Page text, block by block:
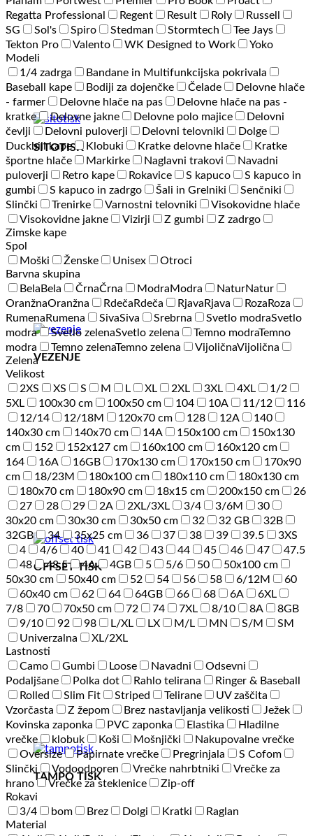
SITOTISK
VEZENJE
OFFSET TISK
TAMPO TISK
Regatta Professional
Regent Result Roly
Russell
SG
Sol's Spiro Stedman Stormtech
Tee Jays
Tekton Pro
Valento WK Designed to Work
Yoko
Modeli
1/4 zadrga
Bandane in Multifunkcijska pokrivala
Baseball kape
Bodiji za dojenčke Čelade
Delovne hlače
- farmer
Delovne hlače na pas
Delovne hlače na pas -
kratke
Delovne jakne Delovne polo majice
Delovni
čevlji
Delovni puloverji Delovni telovniki
Dolge
Duckbill kape
Klobuki Kratke delovne hlače
Kratke
športne hlače
Markirke Naglavni trakovi
Navadni
puloverji
Retro kape Rokavice S kapuco
S kapuco in
gumbi
S kapuco in zadrgo Šali in Grelniki
Senčniki
Slinčki
Trenirke Varnostni telovniki
Visokovidne hlače
Visokovidne jakne
Vizirji Z gumbi
Z zadrgo
Zimske kape
Spol
Moški
Ženske Unisex
Otroci
Barvna skupina
Bela Bela ČrnaČrna ModraModra NaturNatur
OranžnaOranžna Rdeča Rdeča Rjava Rjava Roza Roza
Rumena Rumena SivaSiva Srebrna Svetlo modraSvetlo
modra
Svetlo zelenaSvetlo zelena Temno modraTemno
modra
Temno zelenaTemno zelena VijoličnaVijolična
Zelena
Velikost
2XS
XS S M L XL 2XL 3XL 4XL
1/2
5XL
100x30 cm 100x50 cm 104 10A 11/12
116
12/14
12/18M 120x70 cm 128 12A
140
140x30 cm
140x70 cm 14A 150x100 cm
150x130
cm
152 152x127 cm 160x100 cm
160x120 cm
164
16A 16GB 170x130 cm 170x150 cm
170x90
cm
18/23M 180x100 cm 180x110 cm
180x130 cm
180x70 cm
180x90 cm 18x15 cm 200x150 cm
26
27
28 29 2A 2XL/3XL 3/4 3/6M
30
30x20 cm
30x30 cm 30x50 cm 32 32 GB
32B
32GB
34 35x25 cm 36 37 38 39 39.5
3XS
4
4/6 40 41 42 43 44 45 46 47
47.5
48
48.5 4A 4GB 5 5/6 50
50x100 cm
50x30 cm
50x40 cm 52 54 56 58 6/12M
60
60x40 cm
62 64 64GB 66 68 6A
6XL
7/8
70 70x50 cm 72 74 7XL 8/10 8A
8GB
9/10
92 98 L/XL LX M/L MN S/M
SM
Univerzalna
XL/2XL
Lastnosti
Camo
Gumbi Loose Navadni
Odsevni
Podaljšane
Polka dot Rahlo telirana
Ringer & Baseball
Rolled
Slim Fit Striped Telirane
UV zaščita
Vzorčasta
Z žepom Brez nastavljanja velikosti
Ježek
Kovinska zaponka
PVC zaponka Elastika
Hladilne
vrečke
klobuk Koši Mošnjički
Nakupovalne vrečke
Oversize
Papirnate vrečke Pregrinjala
S Cofom
Slinčki
Vodoodporen Vrečke nahrbtniki
Vrečke za
hrano
Vrečke za steklenice
Zip-off
Rokavi
3/4
bom Brez Dolgi Kratki
Raglan
Material